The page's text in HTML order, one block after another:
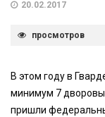
20.02.2017
просмотров
В этом году в
минимум 7
пришли